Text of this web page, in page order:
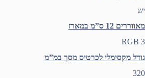
יש
מאווררים 12 ס”מ במארז
3 RGB
גודל מקסימלי לכרטיס מסך במ”מ
320